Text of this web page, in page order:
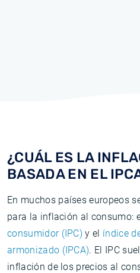
¿CUÁL ES LA
BASADA EN EL
En muchos países europeos
para la inflación al consumo:
consumidor (IPC) y el índice
armonizado (IPCA). El IPC
inflación de los precios al